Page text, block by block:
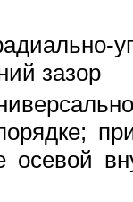
зазор
осевой